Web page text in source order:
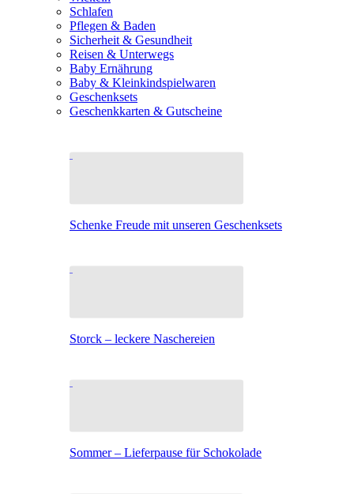
Schlafen
Pflegen & Baden
Sicherheit & Gesundheit
Reisen & Unterwegs
Baby Ernährung
Baby & Kleinkindspielwaren
Geschenksets
Geschenkkarten & Gutscheine
Schenke Freude mit unseren Geschenksets
Storck – leckere Naschereien
Sommer – Lieferpause für Schokolade